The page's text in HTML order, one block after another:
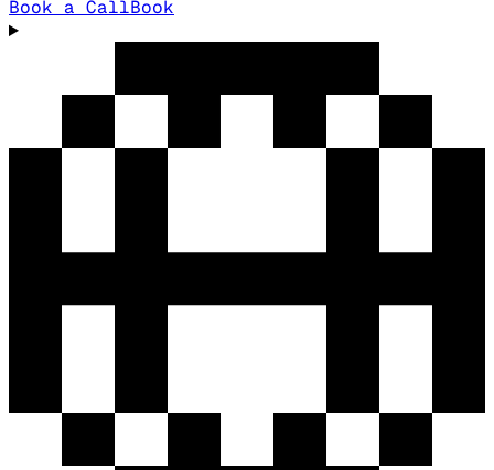
Book a CallBook